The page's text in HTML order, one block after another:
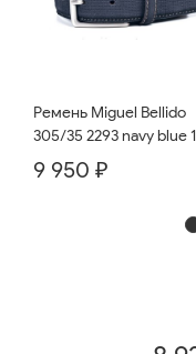
Ремень Miguel Bellido
305/35 2293 navy blue
9 950 ₽